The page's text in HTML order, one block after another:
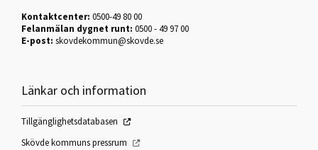
Kontaktcenter: 0500-49 80 00
Felanmälan dygnet runt: 0500 - 49 97 00
E-post: skovdekommun@skovde.se
Länkar och information
Tillgänglighetsdatabasen
Skövde kommuns pressrum